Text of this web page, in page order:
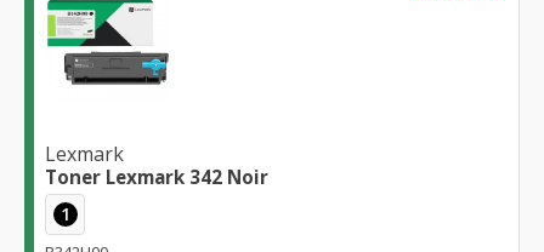
Lexmark
Toner Lexmark 342 Noir
1